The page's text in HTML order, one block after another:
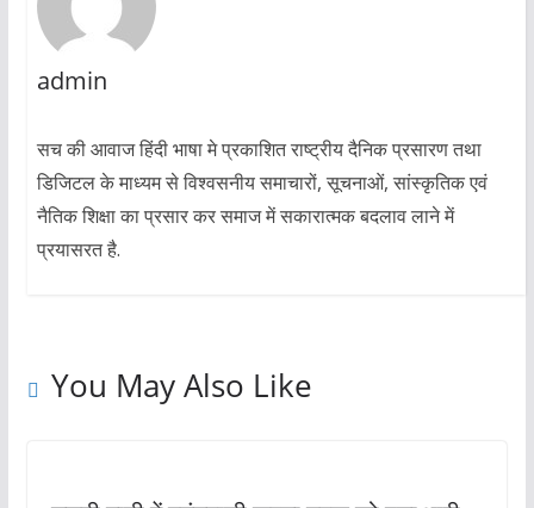
admin
सच की आवाज हिंदी भाषा मे प्रकाशित राष्ट्रीय दैनिक प्रसारण तथा
डिजिटल के माध्यम से विश्वसनीय समाचारों, सूचनाओं, सांस्कृतिक एवं
नैतिक शिक्षा का प्रसार कर समाज में सकारात्मक बदलाव लाने में
प्रयासरत है.
You May Also Like